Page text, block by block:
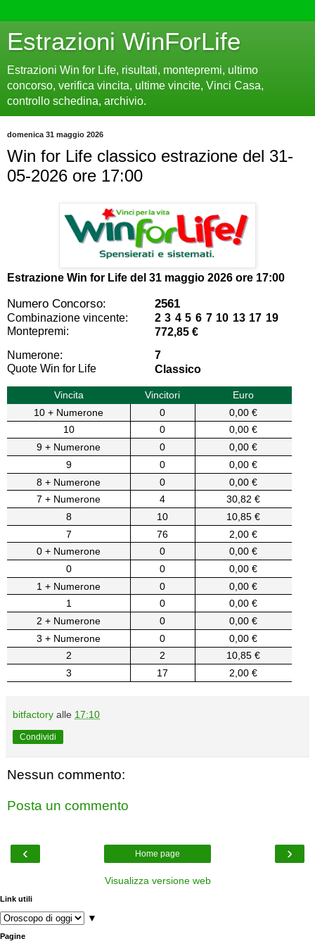
Estrazioni WinForLife
Estrazioni Win for Life, risultati, montepremi, ultimo
concorso, verifica vincita, ultime vincite, Vinci Casa,
controllo schedina, archivio.
domenica 31 maggio 2026
Win for Life classico estrazione del 31-
05-2026 ore 17:00
Estrazione Win for Life del 31 maggio 2026 ore 17:00
Numero Concorso: 2561
Combinazione vincente:
2 3 4 5 6 7 10 13 17 19
Montepremi:
772,85 €
Numerone:
7
Quote Win for Life
Classico
Vincita Vincitori
Euro
10 + Numerone
0
0,00 €
10
0
0,00 €
9 + Numerone
0
0,00 €
9
0
0,00 €
8 + Numerone
0
0,00 €
7 + Numerone
4
30,82 €
8
10
10,85 €
7
76
2,00 €
0 + Numerone
0
0,00 €
0
0
0,00 €
1 + Numerone
0
0,00 €
1
0
0,00 €
2 + Numerone
0
0,00 €
3 + Numerone
0
0,00 €
2
2
10,85 €
3
17 2,00 €
bitfactory alle 17:10
Condividi
Nessun commento:
Posta un commento
‹ ›
Home page
Visualizza versione web
Link utili
▼
Pagine